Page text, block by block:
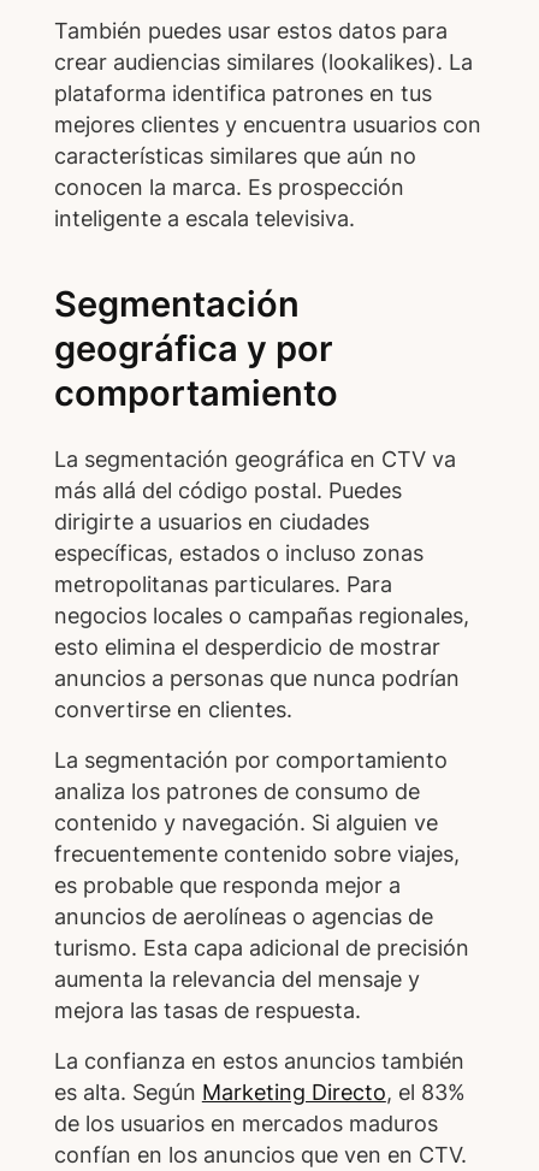
También puedes usar estos datos para
crear audiencias similares (lookalikes). La
plataforma identifica patrones en tus
mejores clientes y encuentra usuarios con
características similares que aún no
conocen la marca. Es prospección
inteligente a escala televisiva.
Segmentación
geográfica y por
comportamiento
La segmentación geográfica en CTV va
más allá del código postal. Puedes
dirigirte a usuarios en ciudades
específicas, estados o incluso zonas
metropolitanas particulares. Para
negocios locales o campañas regionales,
esto elimina el desperdicio de mostrar
anuncios a personas que nunca podrían
convertirse en clientes.
La segmentación por comportamiento
analiza los patrones de consumo de
contenido y navegación. Si alguien ve
frecuentemente contenido sobre viajes,
es probable que responda mejor a
anuncios de aerolíneas o agencias de
turismo. Esta capa adicional de precisión
aumenta la relevancia del mensaje y
mejora las tasas de respuesta.
La confianza en estos anuncios también
es alta. Según Marketing Directo, el 83%
de los usuarios en mercados maduros
confían en los anuncios que ven en CTV.